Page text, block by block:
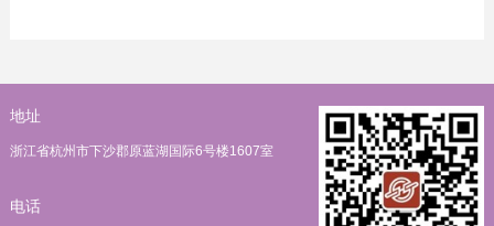
地址
浙江省杭州市下沙郡原蓝湖国际6号楼1607室
电话